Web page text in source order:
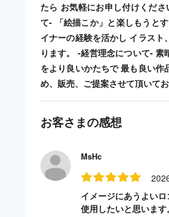
たら お気軽にお申し付けくだ
て- 「絵描こか」と楽しもうと
イナーの経験を活かし イラス
ります。 -経営理念について-
をより良いかたちで 最も良い
め、販売、ご提案させて頂いてお
お客さまの感想
MsHc
イメージにあうよい
使用したいと思いま